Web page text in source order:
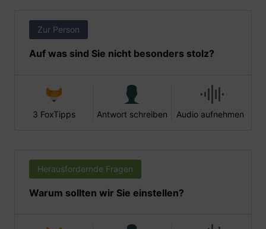
Zur Person
Auf was sind Sie nicht besonders stolz?
3 FoxTipps Antwort schreiben Audio aufnehmen
Herausfordernde Fragen
Warum sollten wir Sie einstellen?